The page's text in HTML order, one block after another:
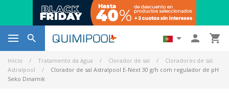
   
Início Tratamento da água Clorador de sal
Cloradores de sal
Astralpool
Clorador de sal Astralpool E-Next 30 g/h com regulador de pH
Seko Dinamik